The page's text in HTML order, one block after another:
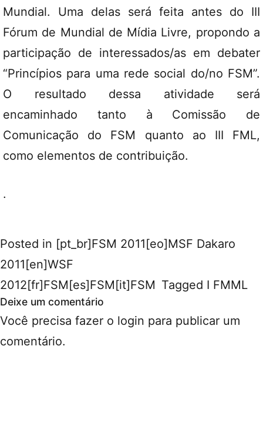
Mundial. Uma delas será feita antes do III
Fórum de Mundial de Mídia Livre, propondo a
participação de interessados/as em debater
“Princípios para uma rede social do/no FSM”.
O resultado dessa atividade será
encaminhado tanto à Comissão de
Comunicação do FSM quanto ao III FML,
como elementos de contribuição.
.
Posted in [pt_br]FSM 2011[eo]MSF Dakaro
2011[en]WSF
2012[fr]FSM[es]FSM[it]FSM Tagged I FMML
Deixe um comentário
Você precisa fazer o login para publicar um
comentário.